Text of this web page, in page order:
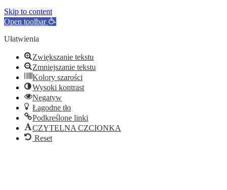
Skip to content
Open toolbar
Ułatwienia
Zwiększanie tekstu
Zmniejszanie tekstu
Kolory szarości
Wysoki kontrast
Negatyw
Łagodne tło
Podkreślone linki
CZYTELNA CZCIONKA
Reset